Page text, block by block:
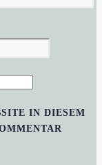
IN DIESEM